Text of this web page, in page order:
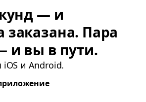
— и
Пара
и вы в пути.
iOS и Android.